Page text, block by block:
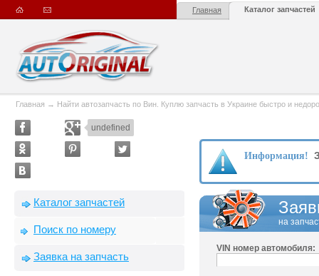
Главная Каталог запчастей
Главная → Найти автозапчасть по Вин. Куплю запчасть в Украине быстро и
undefined
Каталог запчастей
Поиск по номеру
Заявка на запчасть
Информация!
на
VIN номер автомобиля: